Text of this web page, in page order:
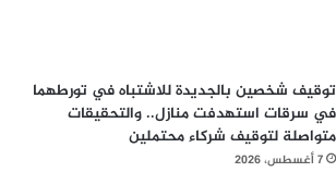
توقيف شخصين بالجديدة للاشتباه في تورطهما
في سرقات استهدفت منازل.. والتحقيقات
متواصلة لتوقيف شركاء محتملين
7 أغسطس، 2026